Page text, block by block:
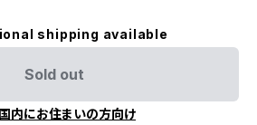
shipping available
Sold out
内にお住まいの方向け